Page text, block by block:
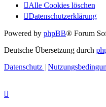
Alle Cookies löschen
Datenschutzerklärung
Powered by phpBB® Forum
Deutsche Übersetzung durch
Datenschutz |